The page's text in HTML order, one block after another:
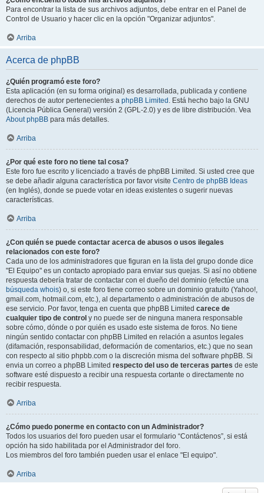
Para encontrar la lista de sus archivos adjuntos, debe entrar en el Panel de
Control de Usuario y hacer clic en la opción "Organizar adjuntos".
Arriba
Acerca de phpBB
¿Quién programó este foro?
Esta aplicación (en su forma original) es desarrollada, publicada y contiene
derechos de autor pertenecientes a phpBB Limited . Está hecho bajo la GNU
(Licencia Pública General) versión 2 (GPL-2.0) y es de libre distribución. Vea
About phpBB para más detalles.
Arriba
¿Por qué este foro no tiene tal cosa?
Este foro fue escrito y licenciado a través de phpBB Limited. Si usted cree que
se debe añadir alguna característica por favor visite Centro de phpBB Ideas
(en Inglés), donde se puede votar en ideas existentes o sugerir nuevas
características.
Arriba
¿Con quién se puede contactar acerca de abusos o usos ilegales
relacionados con este foro?
Cada uno de los administradores que figuran en la lista del grupo donde dice
"El Equipo" es un contacto apropiado para enviar sus quejas. Si así no obtiene
respuesta debería tratar de contactar con el dueño del dominio (efectúe una
búsqueda whois) o, si este foro tiene correo sobre un dominio gratuito (Yahoo!,
gmail.com, hotmail.com, etc.), al departamento o administración de abusos de
ese servicio. Por favor, tenga en cuenta que phpBB Limited carece de
cualquier tipo de control y no puede ser de ninguna manera responsable
sobre cómo, dónde o por quién es usado este sistema de foros. No tiene
ningún sentido contactar con phpBB Limited en relación a asuntos legales
(difamación, responsabilidad, deformación de comentarios, etc.) que no sean
con respecto al sitio phpbb.com o la discreción misma del software phpBB. Si
envia un correo a phpBB Limited respecto del uso de terceras partes de este
software esté dispuesto a recibir una respuesta cortante o directamente no
recibir respuesta.
Arriba
¿Cómo puedo ponerme en contacto con un Administrador?
Todos los usuarios del foro pueden usar el formulario “Contáctenos”, si está
opción ha sido habilitada por el Administrador del foro.
Los miembros del foro también pueden usar el enlace "El equipo".
Arriba